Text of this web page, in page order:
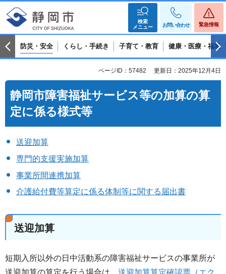
検索
メニュー
お問い合わせ 緊急情報
防災・安全 くらし・手続き 子育て・教育 健康・医療・福祉
ページID：57482 更新日：2025年12月4日
静岡市障害福祉サービス等の加算の算
定に係る様式等
送迎加算
専門的支援実施加算
事業所間連携加算
介護給付費等算定に係る体制等に関する届出書
送迎加算
短期入所以外の日中活動系の障害福祉サービスの事業所が